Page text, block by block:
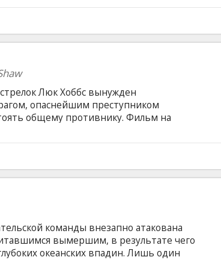
по фитнесу, стрельбе и вождению,
и его грузовик пытаются ограбить
расправляется с целой банцелой
с субтитрами на латышском и русском
Люк Хоббс вынужден
опаснейшим преступником
общему противнику. Фильм на
команды внезапно атакована
вымершим, в результате чего
океанских впадин. Лишь один